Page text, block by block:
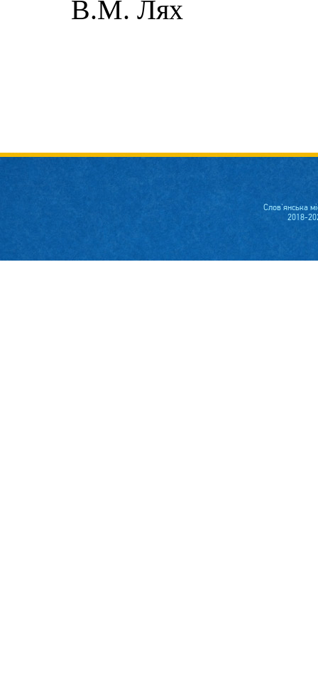
В.М. Лях
Слов'янська
2018-